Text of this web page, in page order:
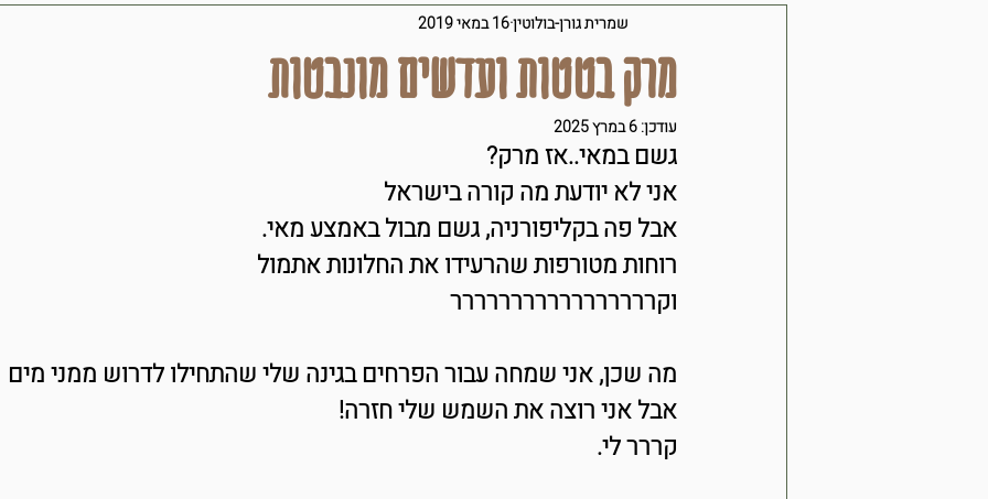
מילים על בריאות
סמודי'ס של הלייף
קציצות ולביבות
על הבוקר עם טופו שותים פה
מתוק שלי
ירקות Raw & Sweet
מבשלת
מרק בטטות ועדשים מונבטות
שמרית גורן-בולוטין16 במאי 2019
עודכן:6 במרץ 2025
גשם במאי..אז מרק?
אני לא יודעת מה קורה בישראל
אבל פה בקליפורניה, גשם מבול באמצע מאי.
רוחות מטורפות שהרעידו את החלונות אתמול
וקררררררררררררררררר
מה שכן, אני שמחה עבור הפרחים בגינה שלי שהתחילו לדרוש ממני מים
אבל אני רוצה את השמש שלי חזרה!
קררר לי.